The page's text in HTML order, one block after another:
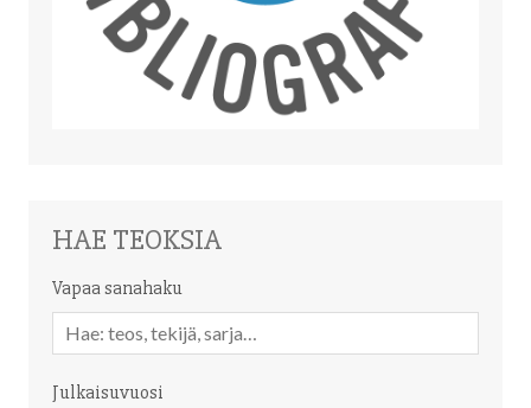
HAE TEOKSIA
Vapaa sanahaku
sanahaku
Julkaisuvuosi